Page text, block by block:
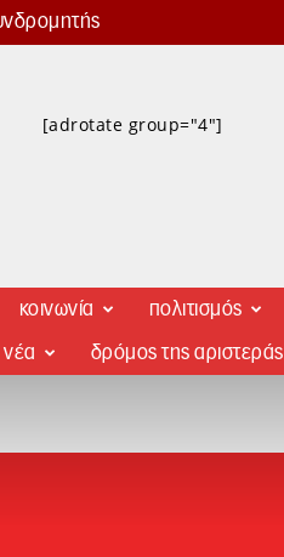
[adrotate group="4"]
κοινωνία πολιτισμός
δρόμος της αριστεράς